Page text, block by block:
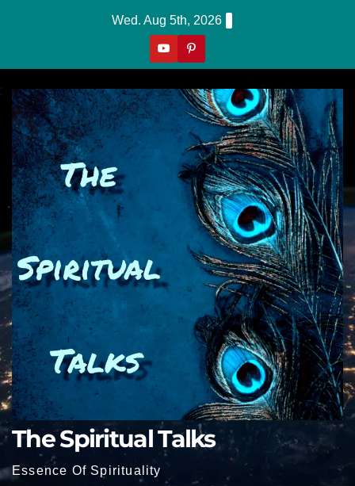
Wed. Aug 5th, 2026
The Spiritual Talks
Essence Of Spirituality